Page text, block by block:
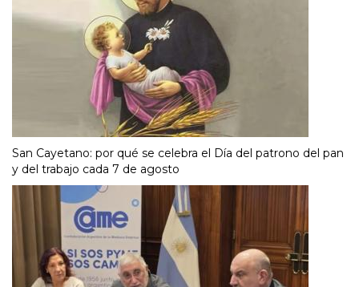
San Cayetano: por qué se celebra el Día del patrono del pan
y del trabajo cada 7 de agosto